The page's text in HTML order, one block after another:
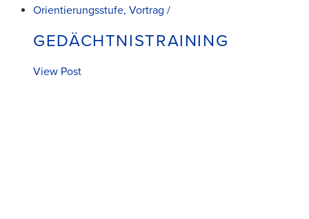
Orientierungsstufe, Vortrag /
GEDÄCHTNISTRAINING
View Post